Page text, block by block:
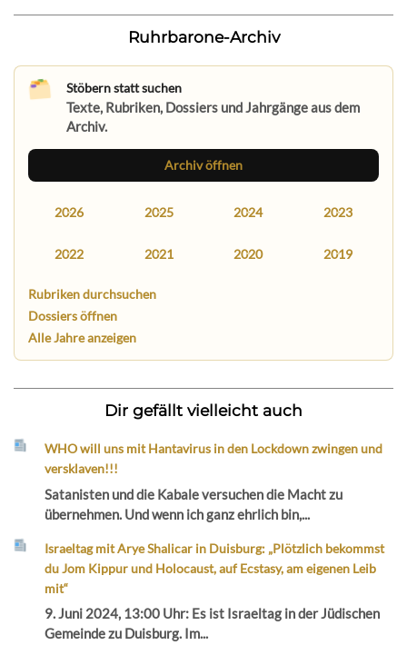
Ruhrbarone-Archiv
Stöbern statt suchen
Texte, Rubriken, Dossiers und Jahrgänge aus dem
Archiv.
Archiv öffnen
2026 2025 2024 2023
2022 2021 2020 2019
Rubriken durchsuchen
Dossiers öffnen
Alle Jahre anzeigen
Dir gefällt vielleicht auch
WHO will uns mit Hantavirus in den Lockdown zwingen und
versklaven!!!
Satanisten und die Kabale versuchen die Macht zu
übernehmen. Und wenn ich ganz ehrlich bin,...
Israeltag mit Arye Shalicar in Duisburg: „Plötzlich bekommst
du Jom Kippur und Holocaust, auf Ecstasy, am eigenen Leib
mit“
9. Juni 2024, 13:00 Uhr: Es ist Israeltag in der Jüdischen
Gemeinde zu Duisburg. Im...